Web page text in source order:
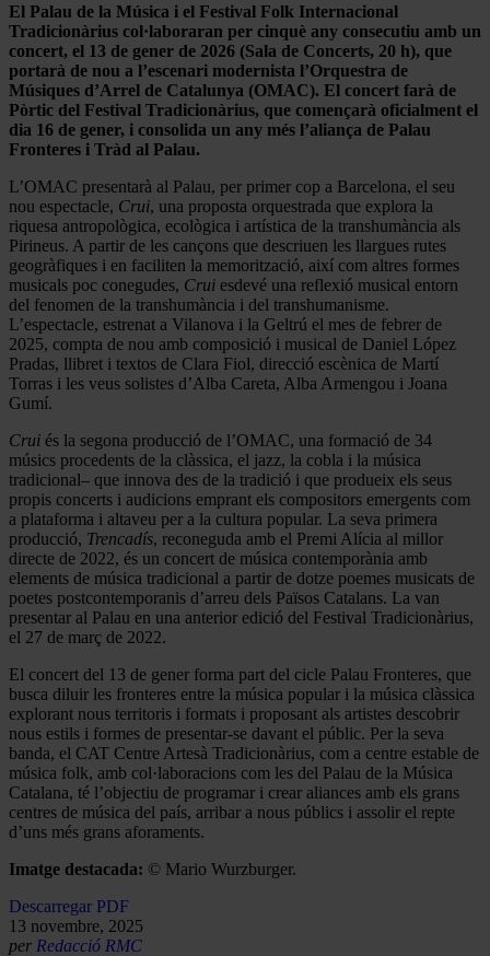
El Palau de la Música i el Festival Folk Internacional
Tradicionàrius col·laboraran per cinquè any consecutiu amb un
concert, el 13 de gener de 2026 (Sala de Concerts, 20 h), que
portarà de nou a l’escenari modernista l’Orquestra de
Músiques d’Arrel de Catalunya (OMAC). El concert farà de
Pòrtic del Festival Tradicionàrius, que començarà oficialment el
dia 16 de gener, i consolida un any més l’aliança de Palau
Fronteres i Tràd al Palau.
L’OMAC presentarà al Palau, per primer cop a Barcelona, el seu
nou espectacle, Crui, una proposta orquestrada que explora la
riquesa antropològica, ecològica i artística de la transhumància als
Pirineus. A partir de les cançons que descriuen les llargues rutes
geogràfiques i en faciliten la memorització, així com altres formes
musicals poc conegudes, Crui esdevé una reflexió musical entorn
del fenomen de la transhumància i del transhumanisme.
L’espectacle, estrenat a Vilanova i la Geltrú el mes de febrer de
2025, compta de nou amb composició i musical de Daniel López
Pradas, llibret i textos de Clara Fiol, direcció escènica de Martí
Torras i les veus solistes d’Alba Careta, Alba Armengou i Joana
Gumí.
Crui és la segona producció de l’OMAC, una formació de 34
músics procedents de la clàssica, el jazz, la cobla i la música
tradicional– que innova des de la tradició i que produeix els seus
propis concerts i audicions emprant els compositors emergents com
a plataforma i altaveu per a la cultura popular. La seva primera
producció, Trencadís, reconeguda amb el Premi Alícia al millor
directe de 2022, és un concert de música contemporània amb
elements de música tradicional a partir de dotze poemes musicats de
poetes postcontemporanis d’arreu dels Països Catalans. La van
presentar al Palau en una anterior edició del Festival Tradicionàrius,
el 27 de març de 2022.
El concert del 13 de gener forma part del cicle Palau Fronteres, que
busca diluir les fronteres entre la música popular i la música clàssica
explorant nous territoris i formats i proposant als artistes descobrir
nous estils i formes de presentar-se davant el públic. Per la seva
banda, el CAT Centre Artesà Tradicionàrius, com a centre estable de
música folk, amb col·laboracions com les del Palau de la Música
Catalana, té l’objectiu de programar i crear aliances amb els grans
centres de música del país, arribar a nous públics i assolir el repte
d’uns més grans aforaments.
Imatge destacada: © Mario Wurzburger.
Descarregar PDF
13 novembre, 2025
per Redacció RMC